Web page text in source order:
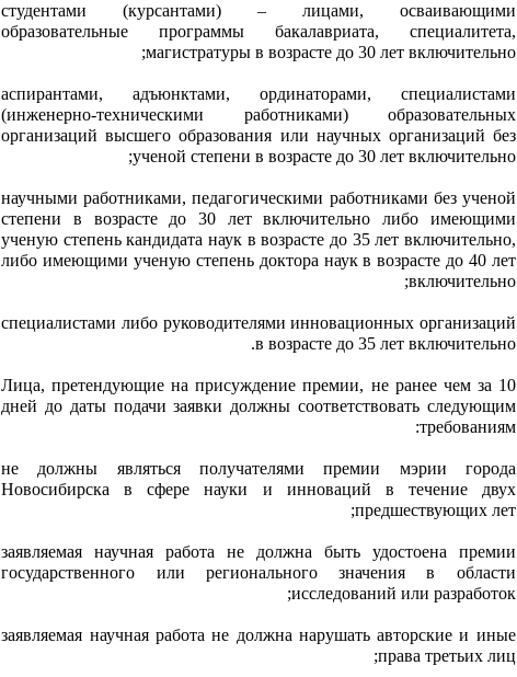
студентами (курсантами) – лицами, осваивающими
образовательные программы бакалавриата, специалитета,
магистратуры в возрасте до 30 лет включительно;
аспирантами, адъюнктами, ординаторами, специалистами
(инженерно-техническими работниками) образовательных
организаций высшего образования или научных организаций без
ученой степени в возрасте до 30 лет включительно;
научными работниками, педагогическими работниками без ученой
степени в возрасте до 30 лет включительно либо имеющими
ученую степень кандидата наук в возрасте до 35 лет включительно,
либо имеющими ученую степень доктора наук в возрасте до 40 лет
включительно;
специалистами либо руководителями инновационных организаций
в возрасте до 35 лет включительно.
Лица, претендующие на присуждение премии, не ранее чем за 10
дней до даты подачи заявки должны соответствовать следующим
требованиям:
не должны являться получателями премии мэрии города
Новосибирска в сфере науки и инноваций в течение двух
предшествующих лет;
заявляемая научная работа не должна быть удостоена премии
государственного или регионального значения в области
исследований или разработок;
заявляемая научная работа не должна нарушать авторские и иные
права третьих лиц;